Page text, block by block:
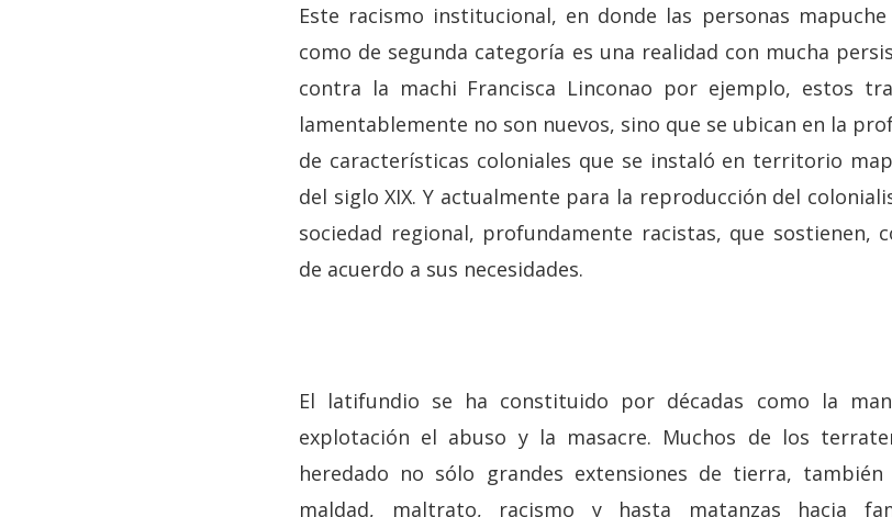
Este racismo institucional, en donde las personas
como de segunda categoría es una realidad con mucha
contra la machi Francisca Linconao por ejemplo, estos
lamentablemente no son nuevos, sino que se ubican en la
de características coloniales que se instaló en territorio
del siglo XIX. Y actualmente para la reproducción del
sociedad regional, profundamente racistas, que sostienen,
de acuerdo a sus necesidades.
El latifundio se ha constituido por décadas como la
explotación el abuso y la masacre. Muchos de los
heredado no sólo grandes extensiones de tierra,
maldad, maltrato, racismo y hasta matanzas hacia